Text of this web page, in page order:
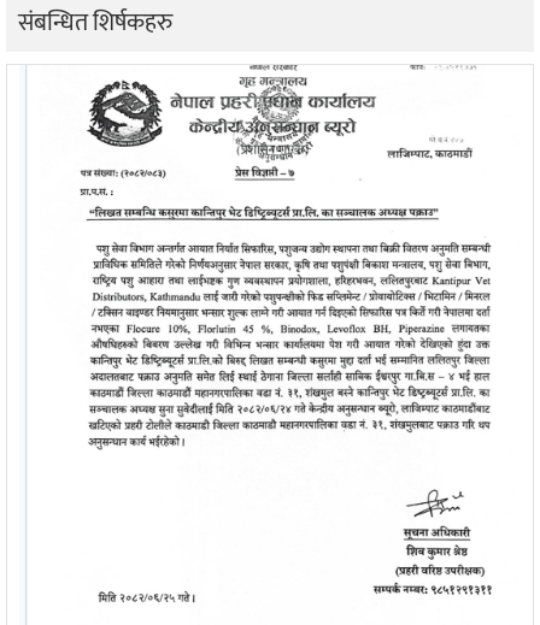
संबन्धित शिर्षकहरु